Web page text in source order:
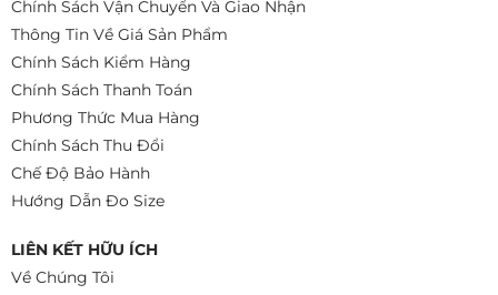
Chính Sách Vận Chuyển Và Giao Nhận
Thông Tin Về Giá Sản Phẩm
Chính Sách Kiểm Hàng
Chính Sách Thanh Toán
Phương Thức Mua Hàng
Chính Sách Thu Đổi
Chế Độ Bảo Hành
Hướng Dẫn Đo Size
LIÊN KẾT HỮU ÍCH
Về Chúng Tôi